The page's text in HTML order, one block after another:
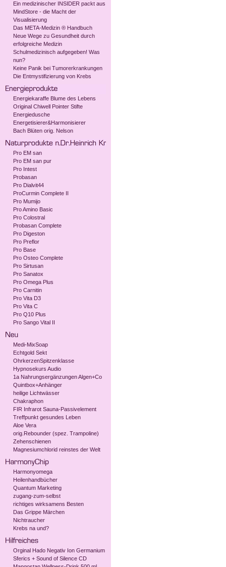
Ein medizinischer INSIDER packt aus
MindStore - die Macht der
Visualisierung
Das META-Medizin ® Handbuch
Neue Wege zu Gesundheit durch
erfolgreiche Medizin
Schulmedizinisch aufgegeben! Was
nun?
Keine Panik bei Tumorerkrankungen
Die Entmystifizierung von Krebs
Energiekaraffe Blume des Lebens
Original Chiwell Pointer Stifte
Energiedusche
Energetisierer&Harmonisierer
Bach Blüten orig. Nelson
Pro EM san
Pro EM san pur
Pro Intest
Probasan
Pro Dialvit44
ProCurmin Complete II
Pro Mumijo
Pro Amino Basic
Pro Colostral
Probasan Complete
Pro Digeston
Pro Preflor
Pro Base
Pro Osteo Complete
Pro Sirtusan
Pro Sanatox
Pro Omega Plus
Pro Carnitin
Pro Vita D3
Pro Vita C
Pro Q10 Plus
Pro Sango Vital II
Medi-MixSoap
Echtgold Sekt
OhrkerzenSpitzenklasse
Hypnosekurs Audio
1a Nahrungsergänzungen Algen+Co
Quintbox+Anhänger
heilige Lichtwässer
Chakraphon
FIR Infrarot Sauna-Passivelement
Treffpunkt gesundes Leben
Aloe Vera
orig.Rebounder (spez. Trampoline)
Zehenschienen
Magnesiumchlorid reinstes der Welt
Harmonyomega
Heilenhandbücher
Quantum Marketing
zugang-zum-selbst
richtiges wirksamens Besten
Das Grippe Märchen
Nichtraucher
Krebs na und?
Orginal Hado Negativ Ion Germanium
Sferics + Sound of Silence CD